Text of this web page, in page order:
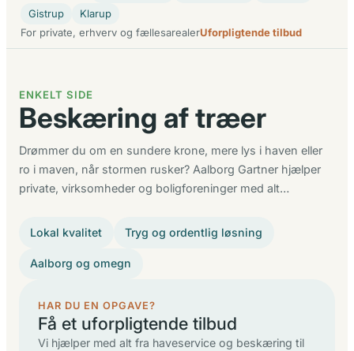
Gistrup
Klarup
For private, erhverv og fællesarealerUforpligtende tilbud
ENKELT SIDE
Beskæring af træer
Drømmer du om en sundere krone, mere lys i haven eller
ro i maven, når stormen rusker? Aalborg Gartner hjælper
private, virksomheder og boligforeninger med alt…
Lokal kvalitet Tryg og ordentlig løsning
Aalborg og omegn
HAR DU EN OPGAVE?
Få et uforpligtende tilbud
Vi hjælper med alt fra haveservice og beskæring til